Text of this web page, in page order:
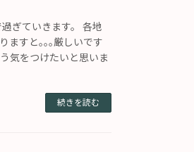
ぎていきます。 各地
ますと｡｡｡厳しいです
気をつけたいと思いま
続きを読む